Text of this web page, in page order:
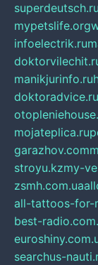
superdeutsch.ru
mypetslife.org
infoelectrik.ru
manikjurinfo.ru
doktoradvice.ru
mojateplica.ru
garazhov.com
stroyu.kzmy-
zsmh.com.ua
all-tattoos-for-
best-
searchus-